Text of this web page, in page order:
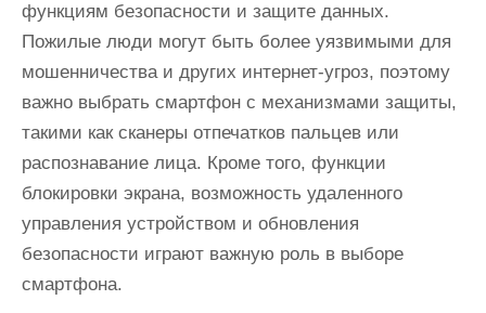
функциям безопасности и защите данных.
Пожилые люди могут быть более уязвимыми для
мошенничества и других интернет-угроз, поэтому
важно выбрать смартфон с механизмами защиты,
такими как сканеры отпечатков пальцев или
распознавание лица. Кроме того, функции
блокировки экрана, возможность удаленного
управления устройством и обновления
безопасности играют важную роль в выборе
смартфона.